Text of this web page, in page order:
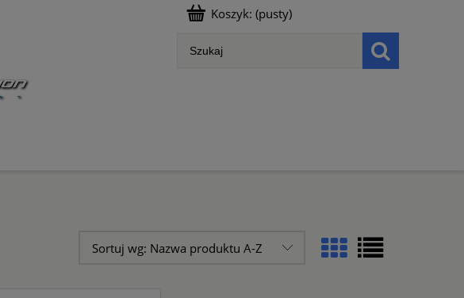
Koszyk: (pusty)
Sortuj wg: Nazwa produktu A-Z